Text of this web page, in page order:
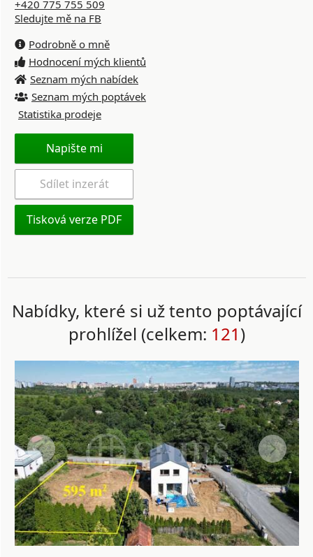
+420 775 755 509
Sledujte mě na FB
Podrobně o mně
Hodnocení mých klientů
Seznam mých nabídek
Seznam mých poptávek
Statistika prodeje
Napište mi
Sdílet inzerát
Tisková verze PDF
Nabídky, které si už tento poptávající
prohlížel (celkem: 121)